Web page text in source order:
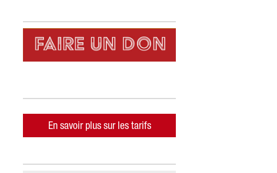
En savoir plus sur les tarifs